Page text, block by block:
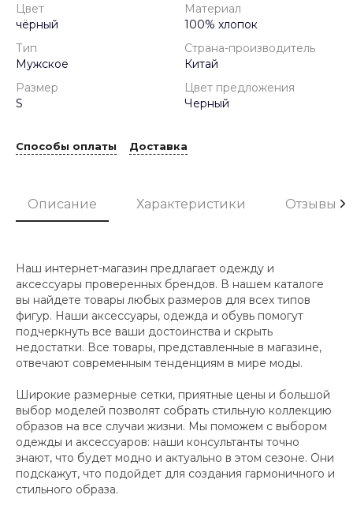
Цвет
чёрный
Материал
100% хлопок
Тип
Мужское
Страна-производитель
Китай
Размер
S
Цвет предложения
Черный
Способы оплаты Доставка
Описание Характеристики Отзывы
Наш интернет-магазин предлагает одежду и
аксессуары проверенных брендов. В нашем каталоге
вы найдете товары любых размеров для всех типов
фигур. Наши аксессуары, одежда и обувь помогут
подчеркнуть все ваши достоинства и скрыть
недостатки. Все товары, представленные в магазине,
отвечают современным тенденциям в мире моды.
Широкие размерные сетки, приятные цены и большой
выбор моделей позволят собрать стильную коллекцию
образов на все случаи жизни. Мы поможем с выбором
одежды и аксессуаров: наши консультанты точно
знают, что будет модно и актуально в этом сезоне. Они
подскажут, что подойдет для создания гармоничного и
стильного образа.